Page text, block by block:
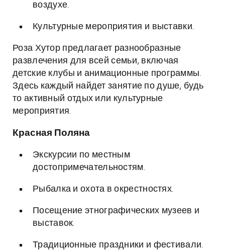
воздухе.
Культурные мероприятия и выставки.
Роза Хутор предлагает разнообразные
развлечения для всей семьи, включая
детские клубы и анимационные программы.
Здесь каждый найдет занятие по душе, будь
то активный отдых или культурные
мероприятия.
Красная Поляна
Экскурсии по местным
достопримечательностям.
Рыбалка и охота в окрестностях.
Посещение этнографических музеев и
выставок.
Традиционные праздники и фестивали.